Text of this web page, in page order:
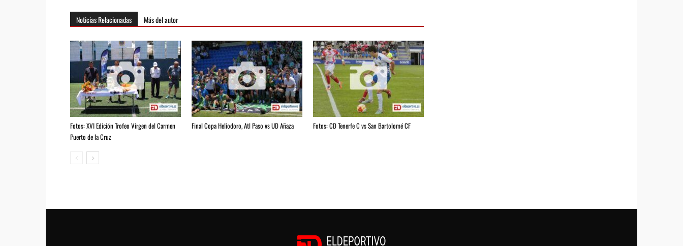
Noticias Relacionadas Más del autor
Fotos: XVI Edición Trofeo Virgen del Carmen
Puerto de la Cruz
Final Copa Heliodoro, Atl Paso vs UD Añaza Fotos: CD Tenerfe C vs San Bartolomé CF